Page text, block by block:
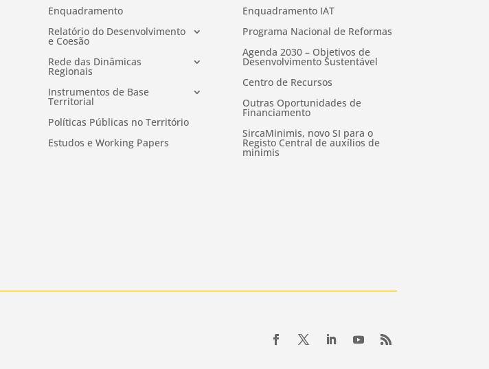
Enquadramento
Relatório do Desenvolvimento
e Coesão
Rede das Dinâmicas
Regionais
Instrumentos de Base
Territorial
Políticas Públicas no Território
Estudos e Working Papers
Enquadramento IAT
Programa Nacional de Reformas
Agenda 2030 – Objetivos de
Desenvolvimento Sustentável
Centro de Recursos
Outras Oportunidades de
Financiamento
SircaMinimis, novo SI para o
Registo Central de auxílios de
minimis